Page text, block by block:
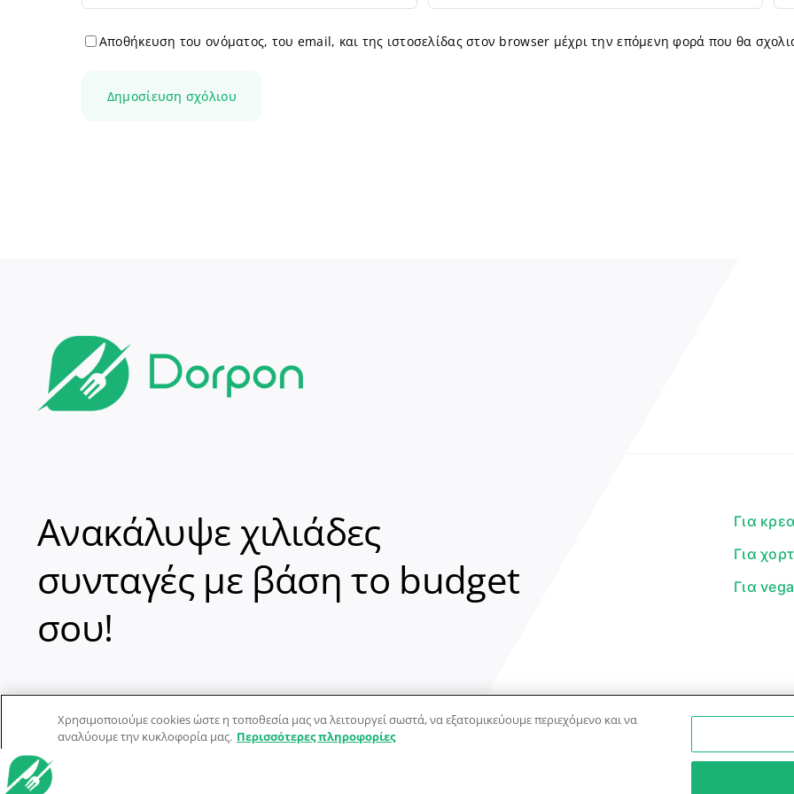
Αποθήκευση του ονόματος, του email, και της ιστοσελίδας στον browser μέχρι την επόμενη φορά που θα
Ανακάλυψε χιλιάδες
συνταγές με βάση το budget
σου!
Για
Για
Για
© Dorpon • Μηχανή αναζήτησης για …καλοφαγάδες!
Χρησιμοποιούμε cookies ώστε η τοποθεσία μας να λειτουργεί σωστά, να εξατομικεύουμε περιεχόμενο και να
αναλύουμε την κυκλοφορία μας. Περισσότερες πληροφορίες